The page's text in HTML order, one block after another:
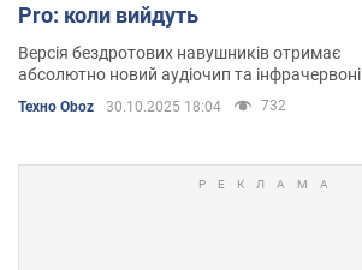
Pro: коли вийдуть
Версія бездротових навушників отримає
абсолютно новий аудіочип та інфрачервоні
Техно Oboz 30.10.2025 18:04 732